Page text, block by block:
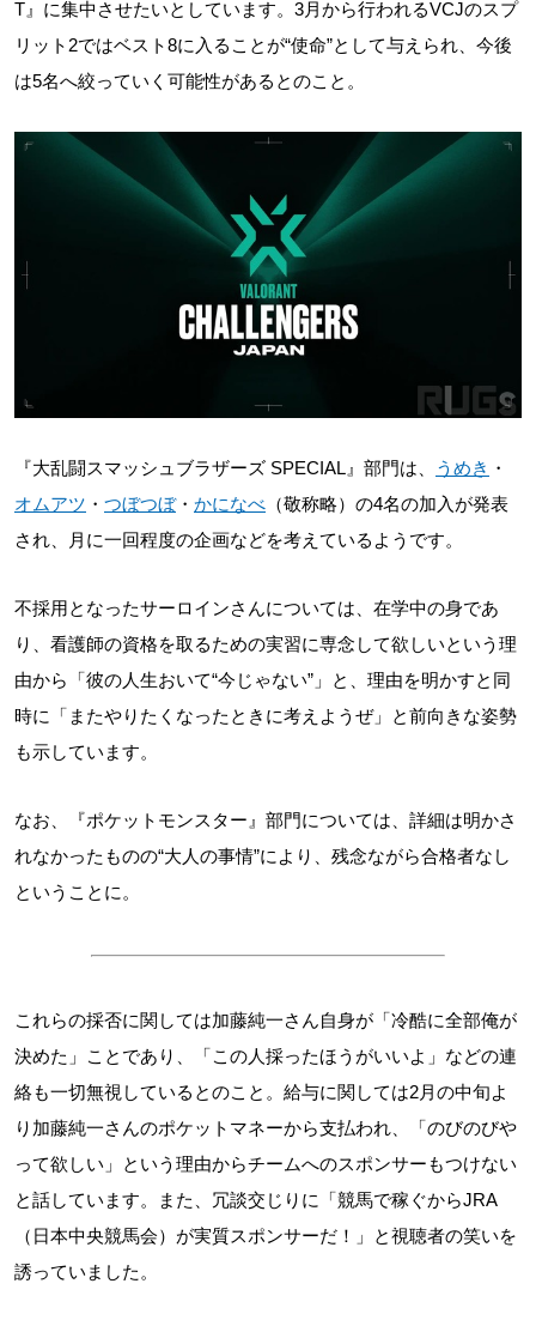
T』に集中させたいとしています。3月から行われるVCJのスプ
リット2ではベスト8に入ることが“使命”として与えられ、今後
は5名へ絞っていく可能性があるとのこと。
『大乱闘スマッシュブラザーズ SPECIAL』部門は、 うめき ・
オムアツ ・ つぼつぼ・ かになべ （敬称略）の4名の加入が発表
され、月に一回程度の企画などを考えているようです。
不採用となったサーロインさんについては、在学中の身であ
り、看護師の資格を取るための実習に専念して欲しいという理
由から「彼の人生おいて“今じゃない”」と、理由を明かすと同
時に「またやりたくなったときに考えようぜ」と前向きな姿勢
も示しています。
なお、『ポケットモンスター』部門については、詳細は明かさ
れなかったものの“大人の事情”により、残念ながら合格者なし
ということに。
これらの採否に関しては加藤純一さん自身が「冷酷に全部俺が
決めた」ことであり、「この人採ったほうがいいよ」などの連
絡も一切無視しているとのこと。給与に関しては2月の中旬よ
り加藤純一さんのポケットマネーから支払われ、「のびのびや
って欲しい」という理由からチームへのスポンサーもつけない
と話しています。また、冗談交じりに「競馬で稼ぐからJRA
（日本中央競馬会）が実質スポンサーだ！」と視聴者の笑いを
誘っていました。